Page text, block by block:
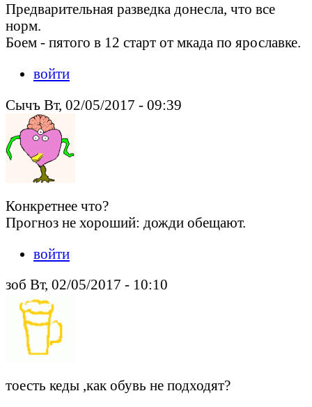
Предварительная разведка донесла, что все
норм.
Боем - пятого в 12 старт от мкада по ярославке.
войти
Сычъ Вт, 02/05/2017 - 09:39
Конкретнее что?
Прогноз не хороший: дожди обещают.
войти
зоб Вт, 02/05/2017 - 10:10
тоесть кеды ,как обувь не подходят?